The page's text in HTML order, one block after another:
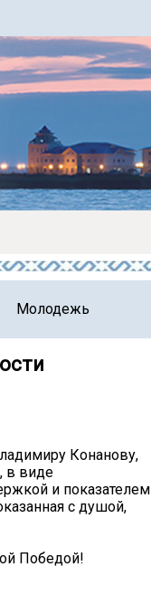
Молодежь
Конанову,
в виде
и показателем
с душой,
Победой!